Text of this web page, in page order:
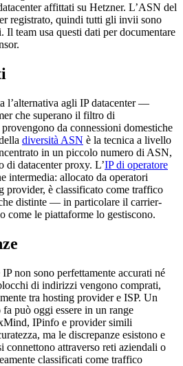
affittati su Hetzner. L’ASN del
registrato, quindi tutti gli invii sono
Il team usa questi dati per documentare
l’alternativa agli IP datacenter —
che superano il filtro di
da connessioni domestiche
diversità ASN è la tecnica a livello
in un piccolo numero di ASN,
di datacenter proxy. L’IP di operatore
intermedia: allocato da operatori
provider, è classificato come traffico
distinte — in particolare il carrier-
le piattaforme lo gestiscono.
non sono perfettamente accurati né
di indirizzi vengono comprati,
tra hosting provider e ISP. Un
può oggi essere in un range
IPinfo e provider simili
ma le discrepanze esistono e
connettono attraverso reti aziendali o
classificati come traffico